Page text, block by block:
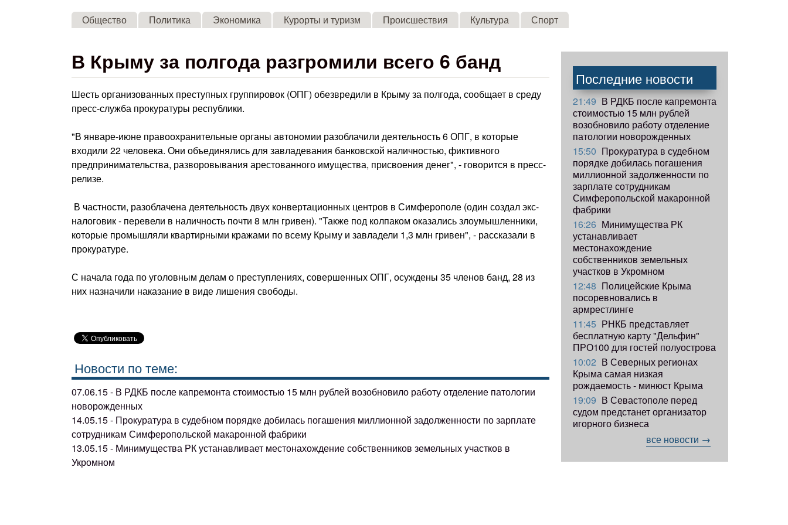
Skip to main content
Общество Политика Экономика Курорты и туризм Происшествия Культура Спорт
В Крыму за полгода разгромили всего 6 банд
Шесть организованных преступных группировок (ОПГ) обезвредили в Крыму за полгода, сообщает в среду
пресс-служба прокуратуры республики.
"В январе-июне правоохранительные органы автономии разоблачили деятельность 6 ОПГ, в которые
входили 22 человека. Они объединялись для завладевания банковской наличностью, фиктивного
предпринимательства, разворовывания арестованного имущества, присвоения денег", - говорится в пресс-
релизе.
В частности, разоблачена деятельность двух конвертационных центров в Симферополе (один создал экс-
налоговик - перевели в наличность почти 8 млн гривен). "Также под колпаком оказались злоумышленники,
которые промышляли квартирными кражами по всему Крыму и завладели 1,3 млн гривен", - рассказали в
прокуратуре.
С начала года по уголовным делам о преступлениях, совершенных ОПГ, осуждены 35 членов банд, 28 из
них назначили наказание в виде лишения свободы.
Новости по теме:
07.06.15 - В РДКБ после капремонта стоимостью 15 млн рублей возобновило работу отделение патологии
новорожденных
14.05.15 - Прокуратура в судебном порядке добилась погашения миллионной задолженности по зарплате
сотрудникам Симферопольской макаронной фабрики
13.05.15 - Минимущества РК устанавливает местонахождение собственников земельных участков в
Укромном
Последние новости
21:49 В РДКБ после капремонта
стоимостью 15 млн рублей
возобновило работу отделение
патологии новорожденных
15:50 Прокуратура в судебном
порядке добилась погашения
миллионной задолженности по
зарплате сотрудникам
Симферопольской макаронной
фабрики
16:26 Минимущества РК
устанавливает
местонахождение
собственников земельных
участков в Укромном
12:48 Полицейские Крыма
посоревновались в
армрестлинге
11:45 РНКБ представляет
бесплатную карту "Дельфин"
ПРО100 для гостей полуострова
10:02 В Северных регионах
Крыма самая низкая
рождаемость - минюст Крыма
19:09 В Севастополе перед
судом предстанет организатор
игорного бизнеса
все новости →